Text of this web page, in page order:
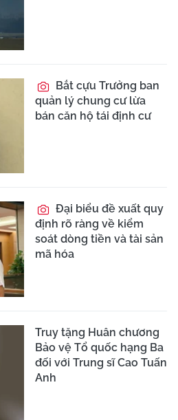
Bắt cựu Trưởng ban
quản lý chung cư lừa
bán căn hộ tái định cư
Đại biểu đề xuất quy
định rõ ràng về kiểm
soát dòng tiền và tài sản
mã hóa
Truy tặng Huân chương
Bảo vệ Tổ quốc hạng Ba
đối với Trung sĩ Cao Tuấn
Anh